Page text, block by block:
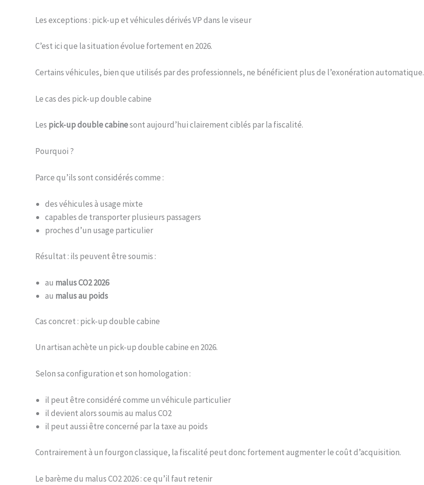
Les exceptions : pick-up et véhicules dérivés VP dans le viseur
C’est ici que la situation évolue fortement en 2026.
Certains véhicules, bien que utilisés par des professionnels, ne bénéficient plus de l’exonération automatique.
Le cas des pick-up double cabine
Les pick-up double cabinesont aujourd’hui clairement ciblés par la fiscalité.
Pourquoi ?
Parce qu’ils sont considérés comme :
des véhicules à usage mixte
capables de transporter plusieurs passagers
proches d’un usage particulier
Résultat : ils peuvent être soumis :
au malus CO2 2026
au malus au poids
Cas concret : pick-up double cabine
Un artisan achète un pick-up double cabine en 2026.
Selon sa configuration et son homologation :
il peut être considéré comme un véhicule particulier
il devient alors soumis au malus CO2
il peut aussi être concerné par la taxe au poids
Contrairement à un fourgon classique, la fiscalité peut donc fortement augmenter le coût d’acquisition.
Le barème du malus CO2 2026 : ce qu’il faut retenir